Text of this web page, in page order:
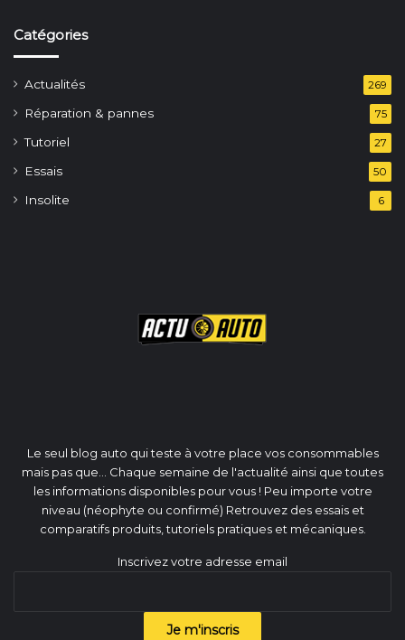
Catégories
Actualités 269
Réparation & pannes 75
Tutoriel 27
Essais 50
Insolite 6
Le seul blog auto qui teste à votre place vos consommables
mais pas que... Chaque semaine de l'actualité ainsi que toutes
les informations disponibles pour vous ! Peu importe votre
niveau (néophyte ou confirmé) Retrouvez des essais et
comparatifs produits, tutoriels pratiques et mécaniques.
Inscrivez votre adresse email